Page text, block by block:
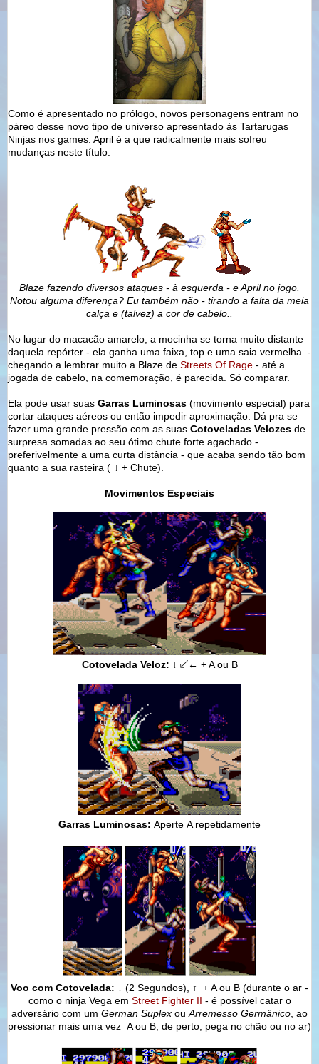
Como é apresentado no prólogo, novos personagens entram no
páreo desse novo tipo de universo apresentado às Tartarugas
Ninjas nos games. April é a que radicalmente mais sofreu
mudanças neste título.
Blaze fazendo diversos ataques - à esquerda - e April no jogo.
Notou alguma diferença? Eu também não - tirando a falta da meia
calça e (talvez) a cor de cabelo..
No lugar do macacão amarelo, a mocinha se torna muito distante
daquela repórter - ela ganha uma faixa, top e uma saia vermelha -
chegando a lembrar muito a Blaze de Streets Of Rage - até a
jogada de cabelo, na comemoração, é parecida. Só comparar.
Ela pode usar suas Garras Luminosas (movimento especial) para
cortar ataques aéreos ou então impedir aproximação. Dá pra se
fazer uma grande pressão com as suas Cotoveladas Velozes de
surpresa somadas ao seu ótimo chute forte agachado -
preferivelmente a uma curta distância - que acaba sendo tão bom
quanto a sua rasteira ( ↓ + Chute).
Movimentos Especiais
Cotovelada Veloz: ↓ ↙← + A ou B
Garras Luminosas: Aperte A repetidamente
Voo com Cotovelada: ↓ (2 Segundos), ↑ + A ou B (durante o ar -
como o ninja Vega em Street Fighter II - é possível catar o
adversário com um German Suplex ou Arremesso Germânico , ao
pressionar mais uma vez A ou B, de perto, pega no chão ou no ar)